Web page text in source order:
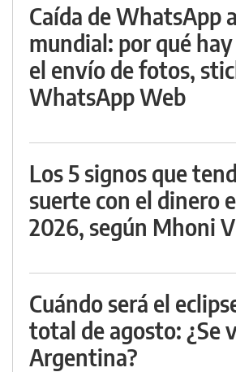
Caída de WhatsApp
mundial: por qué
el envío de fotos,
WhatsApp Web
Los 5 signos que
suerte con el dinero
2026, según Mhoni
Cuándo será el
total de agosto: ¿Se
Argentina?